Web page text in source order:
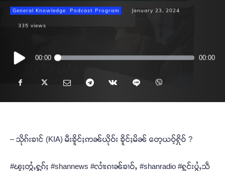
General Knowledge Podcast Program January 23, 2024
335 views
Audio
Player
00:00 00:00
– သိုၵ်းၶၢင် (KIA) မီးၶိူင်ႈဢၼ်ယိုဝ်း ၶိူင်ႈမိၼ် တေ့ယဝ့်ႁိုဝ် ?
#ၽူႈတွႆႇႁွၵ်ႈ #shannews #လၢႆးၵၢၼ်ၶၢဝ်ႇ #shanradio #ႁူင်းပွႆႇသဵ